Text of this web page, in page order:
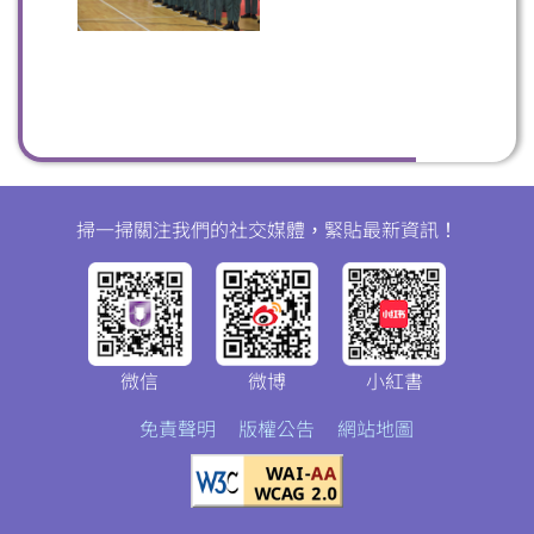
免責聲明 版權公告 網站地圖
掃一掃關注我們的社交媒體，緊貼最新資訊！
微信 微博 小紅書